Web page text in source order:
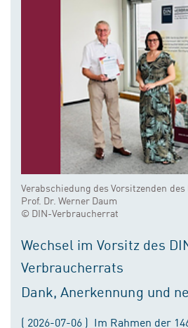
Verabschiedung des Vorsitzenden
Prof. Dr. Werner Daum
© DIN-Verbraucherrat
Wechsel im Vorsitz des
Verbraucherrats
Dank, Anerkennung und
( 2026-07-06 ) Im Rahmen der